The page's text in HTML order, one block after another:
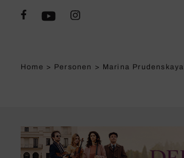
Home > Personen > Marina Prudenskaya